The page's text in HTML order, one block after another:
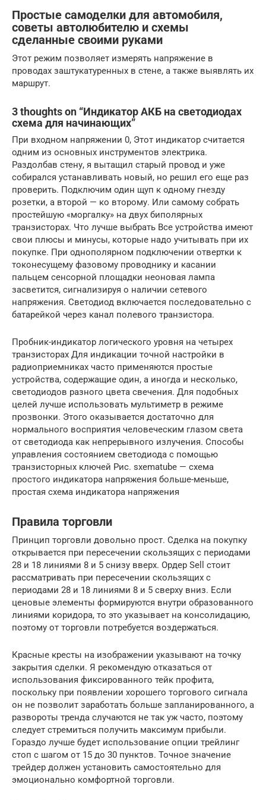
Простые самоделки для автомобиля,
советы автолюбителю и схемы
сделанные своими руками
Этот режим позволяет измерять напряжение в
проводах заштукатуренных в стене, а также выявлять их
маршрут.
3 thoughts on “Индикатор АКБ на светодиодах
схема для начинающих”
При входном напряжении 0, Этот индикатор считается
одним из основных инструментов электрика.
Раздолбав стену, я вытащил старый провод и уже
собирался устанавливать новый, но решил его еще раз
проверить. Подключим один щуп к одному гнезду
розетки, а второй — ко второму. Или самому собрать
простейшую «моргалку» на двух биполярных
транзисторах. Что лучше выбрать Все устройства имеют
свои плюсы и минусы, которые надо учитывать при их
покупке. При однополярном подключении отвертки к
токонесущему фазовому проводнику и касании
пальцем сенсорной площадки неоновая лампа
засветится, сигнализируя о наличии сетевого
напряжения. Светодиод включается последовательно с
батарейкой через канал полевого транзистора.
Пробник-индикатор логического уровня на четырех
транзисторах Для индикации точной настройки в
радиоприемниках часто применяются простые
устройства, содержащие один, а иногда и несколько,
светодиодов разного цвета свечения. Для подобных
целей лучше использовать мультиметр в режиме
прозвонки. Этого оказывается достаточно для
нормального восприятия человеческим глазом света
от светодиода как непрерывного излучения. Способы
управления состоянием светодиода с помощью
транзисторных ключей Рис. sxematube — схема
простого индикатора напряжения больше-меньше,
простая схема индикатора напряжения
Правила торговли
Принцип торговли довольно прост. Сделка на покупку
открывается при пересечении скользящих с периодами
28 и 18 линиями 8 и 5 снизу вверх. Ордер Sell стоит
рассматривать при пересечении скользящих с
периодами 28 и 18 линиями 8 и 5 сверху вниз. Если
ценовые элементы формируются внутри образованного
линиями коридора, то это указывает на консолидацию,
поэтому от торговли потребуется воздержаться.
Красные кресты на изображении указывают на точку
закрытия сделки. Я рекомендую отказаться от
использования фиксированного тейк профита,
поскольку при появлении хорошего торгового сигнала
он не позволит заработать больше запланированного, а
развороты тренда случаются не так уж часто, поэтому
следует стремиться получить максимум прибыли.
Гораздо лучше будет использование опции трейлинг
стоп с шагом от 15 до 30 пунктов. Точное значение
трейдер должен установить самостоятельно для
эмоционально комфортной торговли.